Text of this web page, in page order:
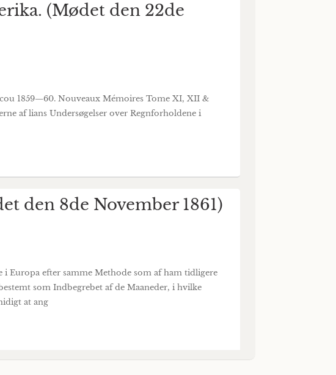
(Mødet den 22de
1859—60. Nouveaux Mémoires Tome XI, XII &
af lians Undersøgelser over Regnforholdene i
den 8de November 1861)
Europa efter samme Methode som af ham tidligere
som Indbegrebet af de Maaneder, i hvilke
at ang